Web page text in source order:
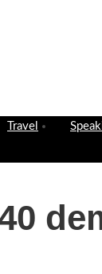
Travel